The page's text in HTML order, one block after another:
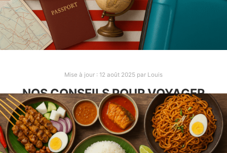
INDONÉSIE
Mise à jour : 12 août 2025 par Louis
NOS CONSEILS POUR VOYAGER
EN MALAISIE
Après 1 mois et demi en Malaisie, on a quelques
conseils à vous partager grâce à notre expérience